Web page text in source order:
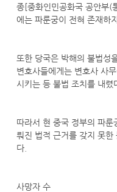
종[중화인민공화국 공안부
에는 파룬궁이 전혀 존재하
또한 당국은 박해의 불법성
변호사들에게는 변호사 사
시키는 등 불법 조치를 내렸
따라서 현 중국 정부의 파룬
뤄진 법적 근거를 갖지 못한
다.
사망자 수